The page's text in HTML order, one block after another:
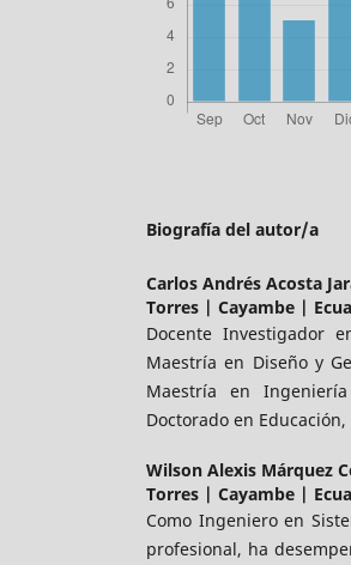
Biografía del autor/a
Carlos Andrés Acosta
Torres | Cayambe |
Docente Investigador
Maestría en Diseño y
Maestría en
Doctorado en
Wilson Alexis Márquez
Torres | Cayambe |
Como Ingeniero en
profesional, ha